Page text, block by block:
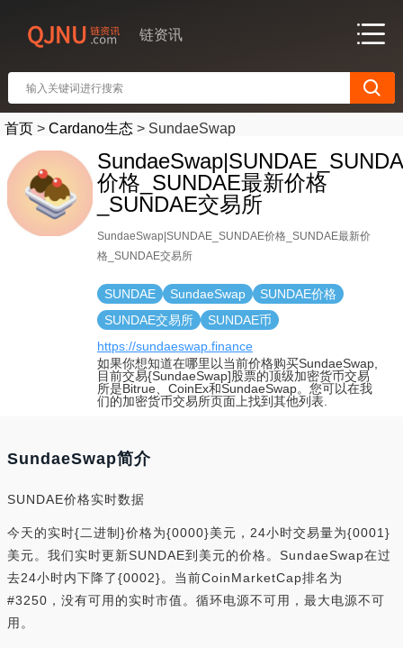
链资讯
首页 > Cardano生态 > SundaeSwap
价格_SUNDAE最新价格
_SUNDAE交易所
SundaeSwap|SUNDAE_SUNDAE价格_SUNDAE最新价
格_SUNDAE交易所
SUNDAE SundaeSwap
SUNDAE价格
SUNDAE交易所
SUNDAE币
https://sundaeswap.finance
如果你想知道在哪里以当前价格购买SundaeSwap,
目前交易{SundaeSwap]股票的顶级加密货币交易
所是Bitrue、CoinEx和SundaeSwap。您可以在我
们的加密货币交易所页面上找到其他列表.
SundaeSwap简介
SUNDAE价格实时数据
今天的实时{二进制}价格为{0000}美元，24小时交易量为{0001}
美元。我们实时更新SUNDAE到美元的价格。SundaeSwap在过
去24小时内下降了{0002}。当前CoinMarketCap排名为
#3250，没有可用的实时市值。循环电源不可用，最大电源不可
用。